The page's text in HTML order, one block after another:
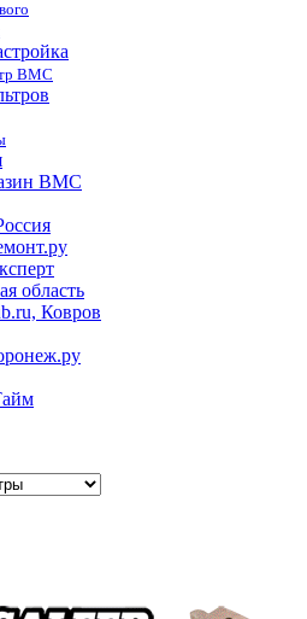
BMC
BMC
область
Ковров